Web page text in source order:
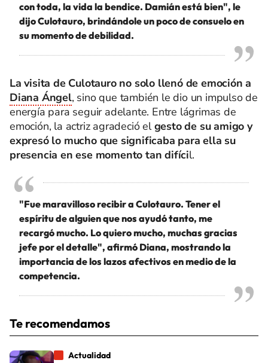
con toda, la vida la bendice. Damián está bien", le
dijo Culotauro, brindándole un poco de consuelo en
su momento de debilidad.
La visita de Culotauro no solo llenó de emoción a
Diana Ángel, sino que también le dio un impulso de
energía para seguir adelante. Entre lágrimas de
emoción, la actriz agradeció elgesto de su amigo y
expresó lo mucho que significaba para ella su
presencia en ese momento tan difícil.
"Fue maravilloso recibir a Culotauro. Tener el
espíritu de alguien que nos ayudó tanto, me
recargó mucho. Lo quiero mucho, muchas gracias
jefe por el detalle", afirmó Diana, mostrando la
importancia de los lazos afectivos en medio de la
competencia.
Te recomendamos
Actualidad